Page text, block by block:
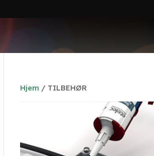
Hjem / TILBEHØR